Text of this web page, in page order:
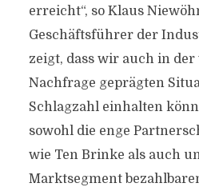
erreicht“, so Klaus
Geschäftsführer der
zeigt, dass wir auch in
Nachfrage geprägten
Schlagzahl einhalten
sowohl die enge
wie Ten Brinke als auch
Marktsegment